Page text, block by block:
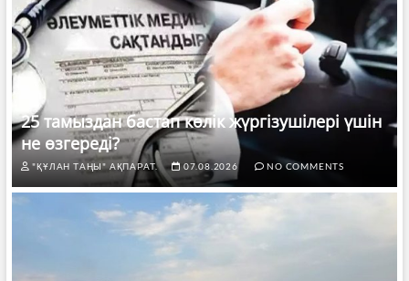
25 тамыздан бастап көлік жүргізушілері үшін
не өзгереді?
"ҚҰЛАН ТАҢЫ" АҚПАРАТ. 07.08.2026 NO COMMENTS